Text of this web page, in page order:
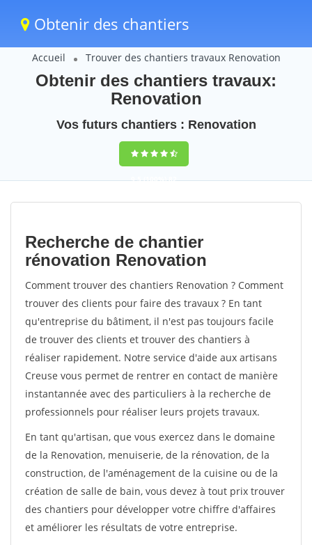
Obtenir des chantiers
Accueil Trouver des chantiers travaux Renovation
Obtenir des chantiers travaux:
Renovation
Vos futurs chantiers : Renovation
9,5(100%)82
votes
Recherche de chantier
rénovation Renovation
Comment trouver des chantiers Renovation ? Comment
trouver des clients pour faire des travaux ? En tant
qu'entreprise du bâtiment, il n'est pas toujours facile
de trouver des clients et trouver des chantiers à
réaliser rapidement. Notre service d'aide aux artisans
Creuse vous permet de rentrer en contact de manière
instantannée avec des particuliers à la recherche de
professionnels pour réaliser leurs projets travaux.
En tant qu'artisan, que vous exercez dans le domaine
de la Renovation, menuiserie, de la rénovation, de la
construction, de l'aménagement de la cuisine ou de la
création de salle de bain, vous devez à tout prix trouver
des chantiers pour développer votre chiffre d'affaires
et améliorer les résultats de votre entreprise.